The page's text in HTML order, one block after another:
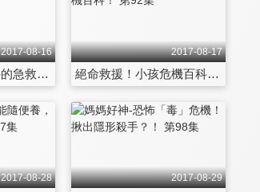
2017-08-16
千萬別放棄！媽媽的急救包！ 第91集
2017-08-17
絕命救援！小孩危機百科！ 第92集
2017-08-28 2017-08-29